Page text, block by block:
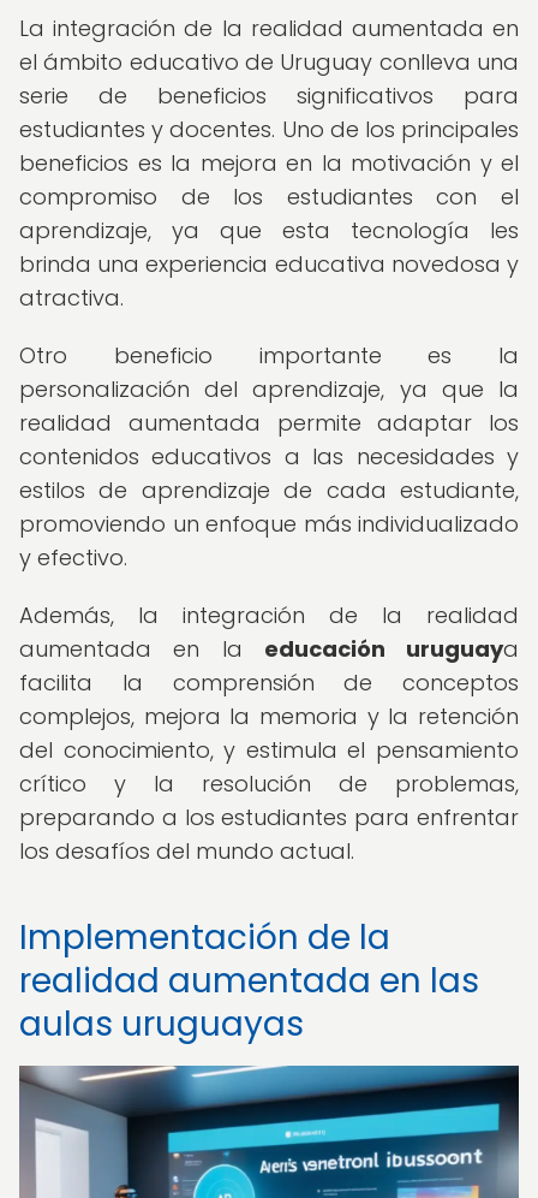
La integración de la realidad aumentada en
el ámbito educativo de Uruguay conlleva una
serie de beneficios significativos para
estudiantes y docentes. Uno de los principales
beneficios es la mejora en la motivación y el
compromiso de los estudiantes con el
aprendizaje, ya que esta tecnología les
brinda una experiencia educativa novedosa y
atractiva.
Otro beneficio importante es la
personalización del aprendizaje, ya que la
realidad aumentada permite adaptar los
contenidos educativos a las necesidades y
estilos de aprendizaje de cada estudiante,
promoviendo un enfoque más individualizado
y efectivo.
Además, la integración de la realidad
aumentada en la educación uruguaya
facilita la comprensión de conceptos
complejos, mejora la memoria y la retención
del conocimiento, y estimula el pensamiento
crítico y la resolución de problemas,
preparando a los estudiantes para enfrentar
los desafíos del mundo actual.
Implementación de la
realidad aumentada en las
aulas uruguayas